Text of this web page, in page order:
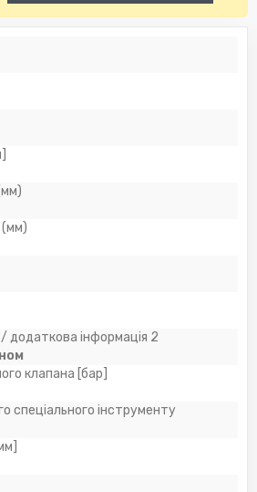
(мм)
інформація 2
клапана [бар]
спеціального інструменту